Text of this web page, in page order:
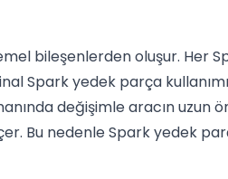
bileşenlerden oluşur. Her
Spark yedek parça
değişimle aracın uzun
Bu nedenle Spark yedek